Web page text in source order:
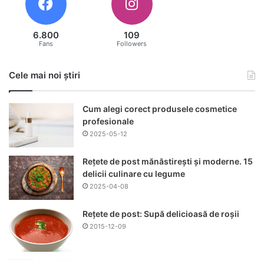
6.800
Fans
109
Followers
Cele mai noi știri
Cum alegi corect produsele cosmetice
profesionale
2025-05-12
Rețete de post mănăstirești și moderne. 15
delicii culinare cu legume
2025-04-08
Rețete de post: Supă delicioasă de roșii
2015-12-09